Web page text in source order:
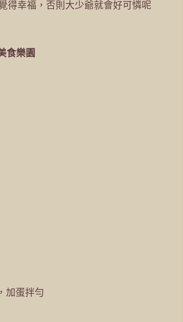
得幸福，否則大少爺就會好可憐呢
食樂園
加蛋拌勻